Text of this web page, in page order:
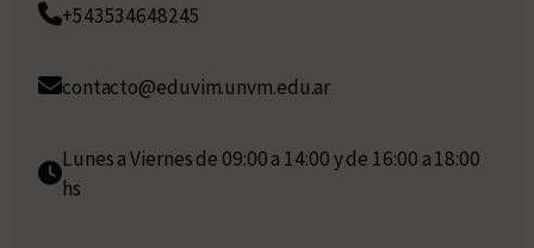
+543534648245
contacto@eduvim.unvm.edu.ar
Lunes a Viernes de 09:00 a 14:00 y de 16:00 a 18:00
hs